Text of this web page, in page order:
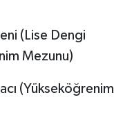
(Lise Dengi
Mezunu)
(Yükseköğrenim